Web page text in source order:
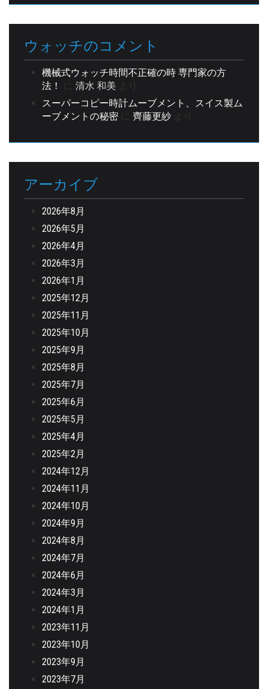
ウォッチのコメント
機械式ウォッチ時間不正確の時 専門家の方
法！
に 清水 和美 より
スーパーコピー時計ムーブメント、スイス製ム
ーブメントの秘密に 齊藤更紗より
アーカイブ
2026年8月
2026年5月
2026年4月
2026年3月
2026年1月
2025年12月
2025年11月
2025年10月
2025年9月
2025年8月
2025年7月
2025年6月
2025年5月
2025年4月
2025年2月
2024年12月
2024年11月
2024年10月
2024年9月
2024年8月
2024年7月
2024年6月
2024年3月
2024年1月
2023年11月
2023年10月
2023年9月
2023年7月